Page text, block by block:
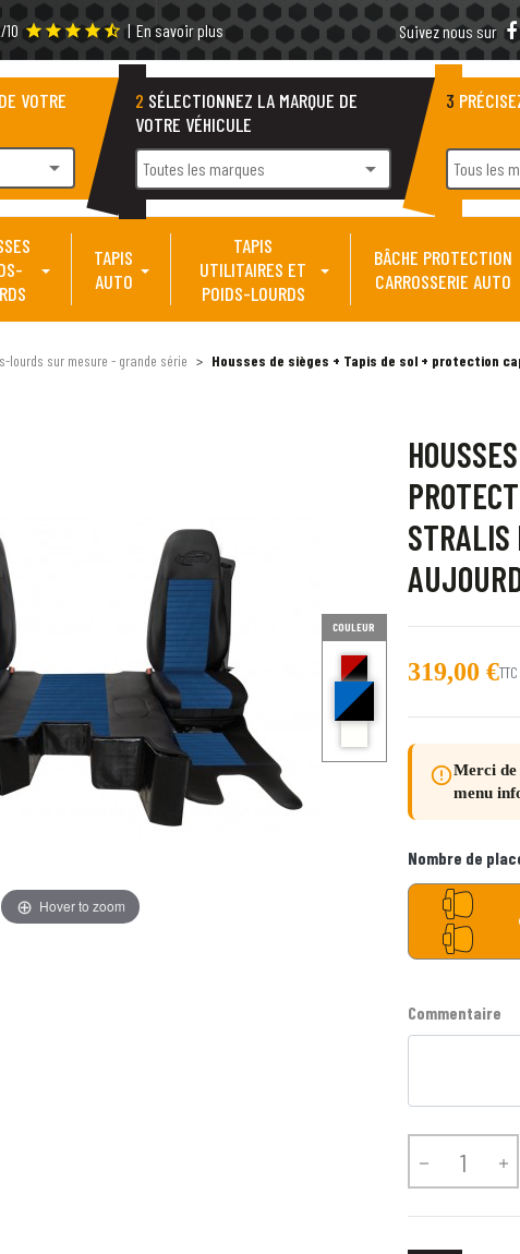
10 star starstarstarstar_half | En savoir plus Suivez nous sur
VOTRE
arrow_drop_down
2 SÉLECTIONNEZ LA MARQUE DE
VOTRE VÉHICULE
Toutes les marques arrow_drop_down
3
Tous les
TAPIS
AUTO
TAPIS
UTILITAIRES ET
POIDS-LOURDS
BÂCHE PROTECTION
CARROSSERIE AUTO
lourds sur mesure - grande série Housses de sièges + Tapis de sol + protection
Hover to zoom
STRALIS
319,00 €TTC
error_outlineMerci de
menu
Nombre de
COULEUR
Rouge et noir
bleu et noir Delta
Ecru
Commentaire
 